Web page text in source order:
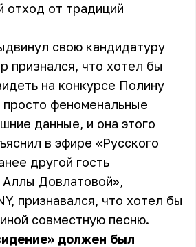
отход от традиций
свою кандидатуру
признался, что хотел бы
на конкурсе Полину
просто феноменальные
данные, и она этого
в эфире «Русского
другой гость
Довлатовой»,
, признавался, что хотел бы
совместную песню.
должен был